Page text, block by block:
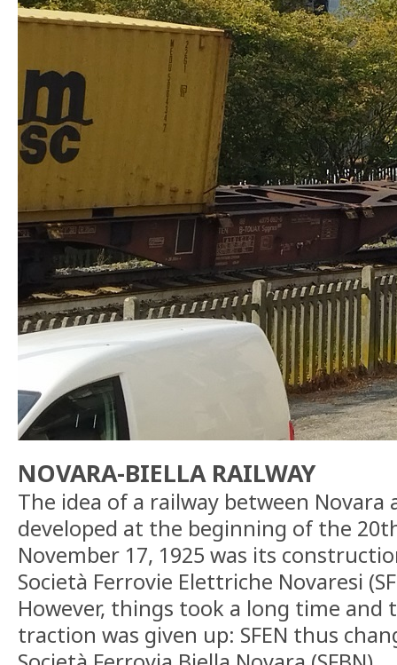
NOVARA-BIELLA RAILWAY
The idea of a railway between Novara
developed at the beginning of the
November 17, 1925 was its
Società Ferrovie Elettriche Novaresi
However, things took a long time and
traction was given up: SFEN thus